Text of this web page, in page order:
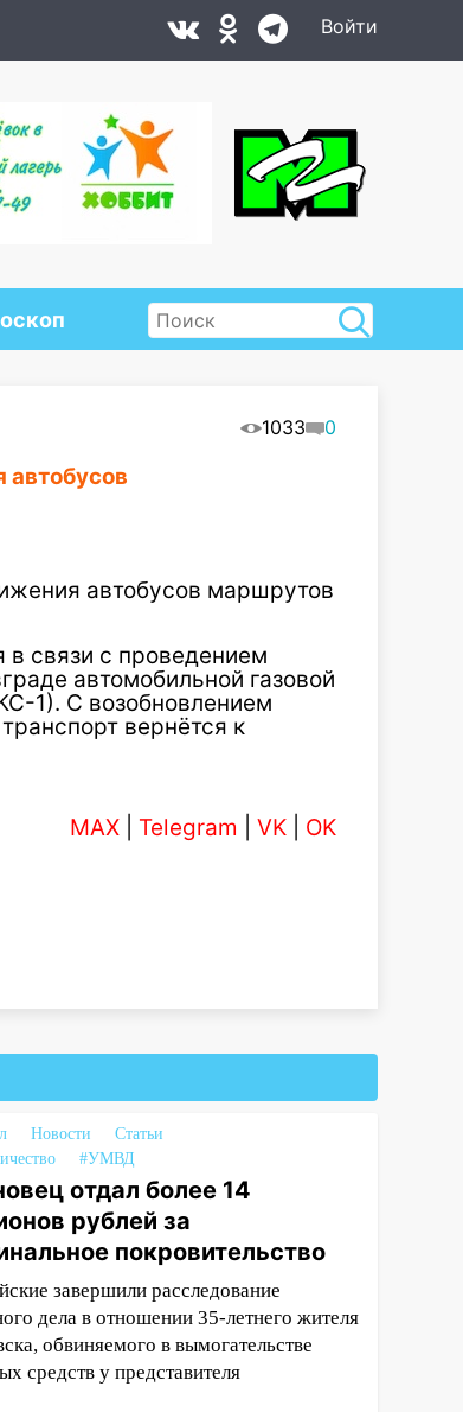
Войти
1033 0
автобусов маршрутов
связи с проведением
автомобильной газовой
1). С возобновлением
вернётся к
MAX Telegram VK OK
Новости
Статьи
#УМВД
отдал более 14
рублей за
покровительство
завершили расследование
дела в отношении 35-летнего жителя
обвиняемого в вымогательстве
средств у представителя